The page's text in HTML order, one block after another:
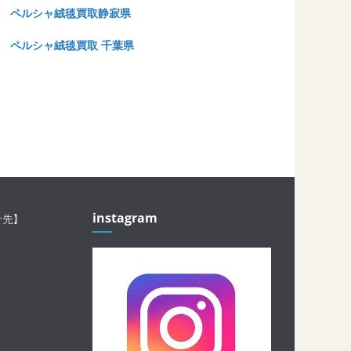
ペルシャ絨毯買取静寂県
ペルシャ絨毯買取 千葉県
】 instagram